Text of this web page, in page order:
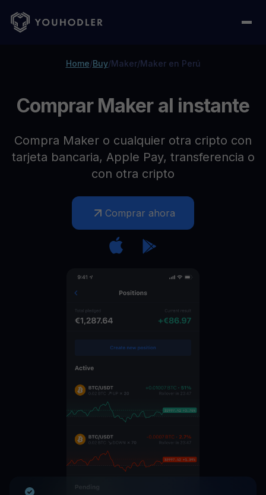
Home/Buy/Maker/Maker en Perú
Comprar Maker al instante
Compra Maker o cualquier otra cripto con
tarjeta bancaria, Apple Pay, transferencia o
con otra cripto
Comprar ahora